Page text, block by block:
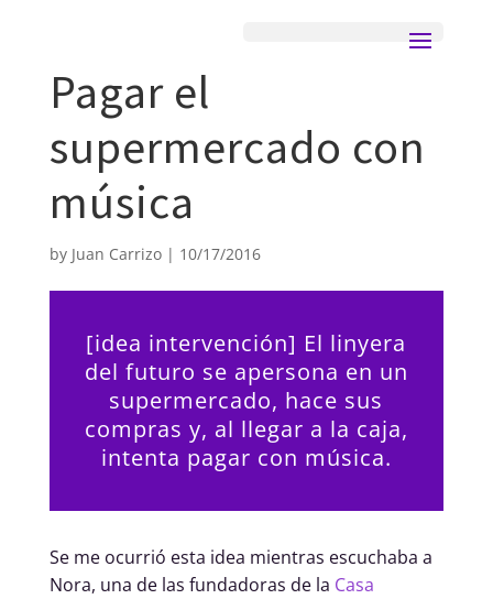
Pagar el
supermercado con
música
by Juan Carrizo| 10/17/2016
[idea intervención] El linyera
del futuro se apersona en un
supermercado, hace sus
compras y, al llegar a la caja,
intenta pagar con música.
Se me ocurrió esta idea mientras escuchaba a
Nora, una de las fundadoras de la Casa